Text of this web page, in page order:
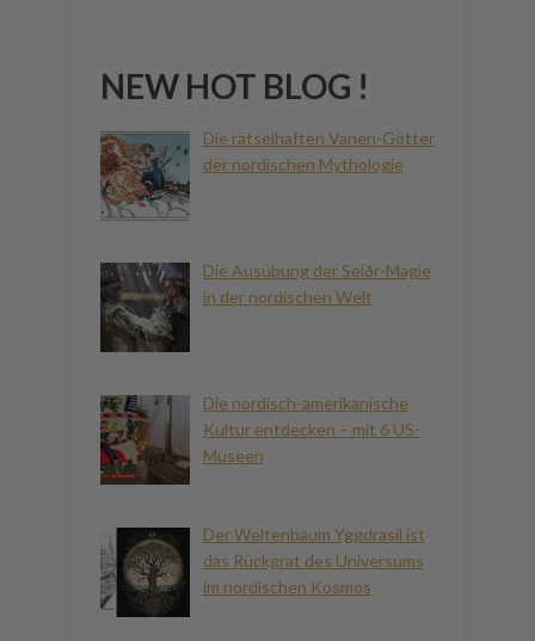
NEW HOT BLOG !
Die rätselhaften Vanen-Götter
der nordischen Mythologie
Die Ausübung der Seiðr-Magie
in der nordischen Welt
Die nordisch-amerikanische
Kultur entdecken – mit 6 US-
Museen
Der Weltenbaum Yggdrasil ist
das Rückgrat des Universums
im nordischen Kosmos